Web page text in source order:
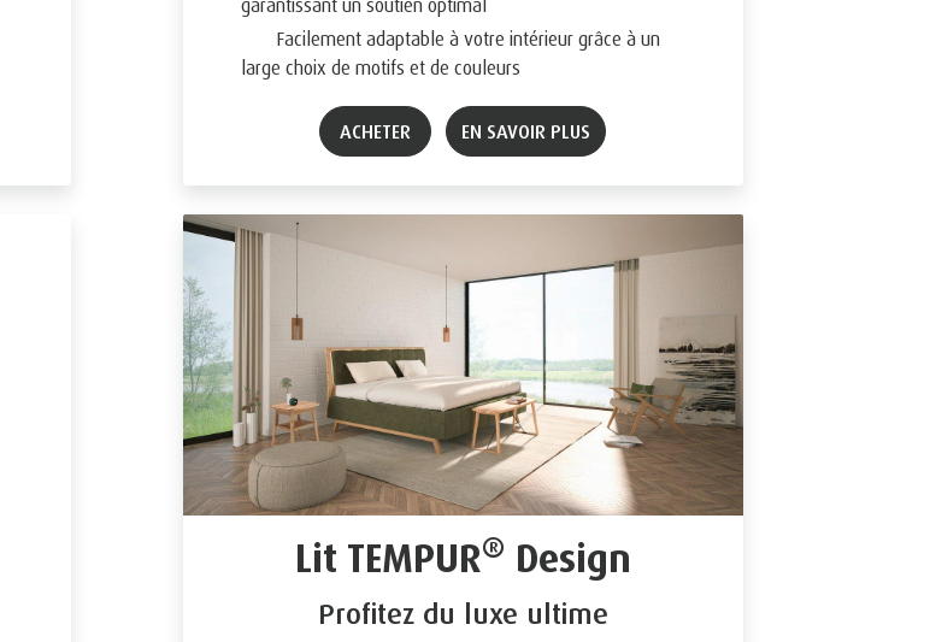
Facilement adaptable à votre intérieur grâce à un
large choix de motifs et de couleurs
ACHETER EN SAVOIR PLUS
Lit TEMPUR® Design
Profitez du luxe ultime